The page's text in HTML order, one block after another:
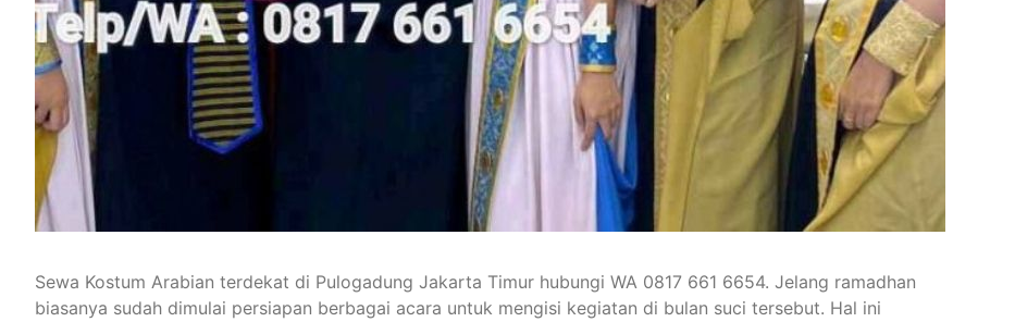
Sewa Kostum Arabian terdekat di Pulogadung Jakarta Timur hubungi WA 0817 661 6654. Jelang ramadhan
biasanya sudah dimulai persiapan berbagai acara untuk mengisi kegiatan di bulan suci tersebut. Hal ini